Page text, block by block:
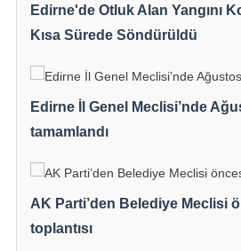
Edirne'de Otluk Alan Yangını
Kısa Sürede Söndürüldü
Edirne İl Genel Meclisi’nde
tamamlandı
AK Parti’den Belediye Meclisi
toplantısı